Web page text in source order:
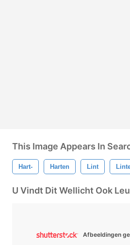
This Image Appears In
Hart- Harten Lint
U Vindt Dit Wellicht Ook
Afbeeldingen